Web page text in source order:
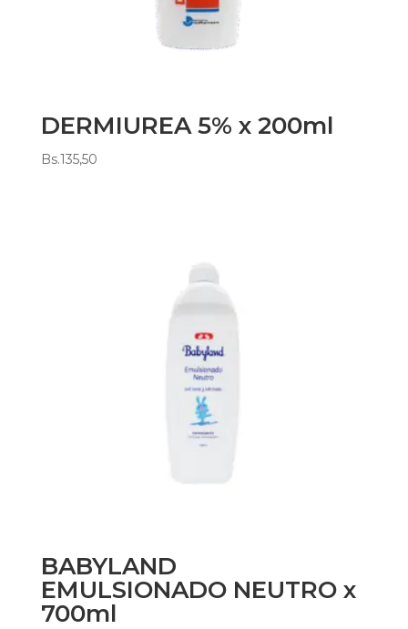
DERMIUREA 5% x 200ml
Bs.135,50
BABYLAND
EMULSIONADO NEUTRO x
700ml